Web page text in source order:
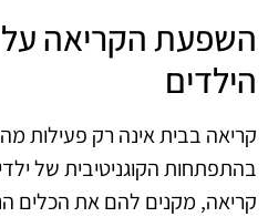
השפעת הקריאה
הילדים
קריאה בבית אינה רק פעילות
בהתפתחות הקוגניטיבית של
קריאה, מקנים להם את הכלים